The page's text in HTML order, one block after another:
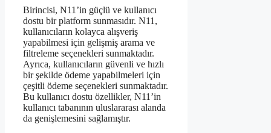
Birincisi, N11’in güçlü ve kullanıcı
dostu bir platform sunmasıdır. N11,
kullanıcıların kolayca alışveriş
yapabilmesi için gelişmiş arama ve
filtreleme seçenekleri sunmaktadır.
Ayrıca, kullanıcıların güvenli ve hızlı
bir şekilde ödeme yapabilmeleri için
çeşitli ödeme seçenekleri sunmaktadır.
Bu kullanıcı dostu özellikler, N11’in
kullanıcı tabanının uluslararası alanda
da genişlemesini sağlamıştır.